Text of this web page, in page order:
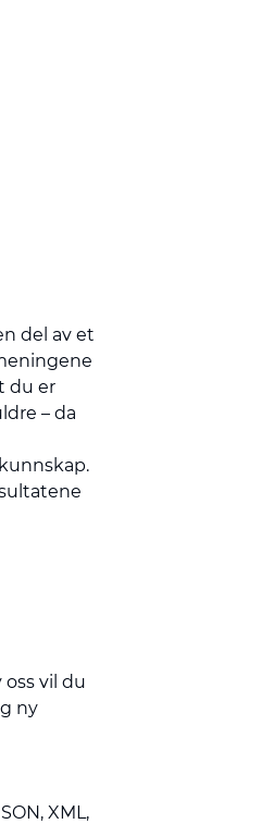
del av et
du er
– da
vil du
ny
XML,